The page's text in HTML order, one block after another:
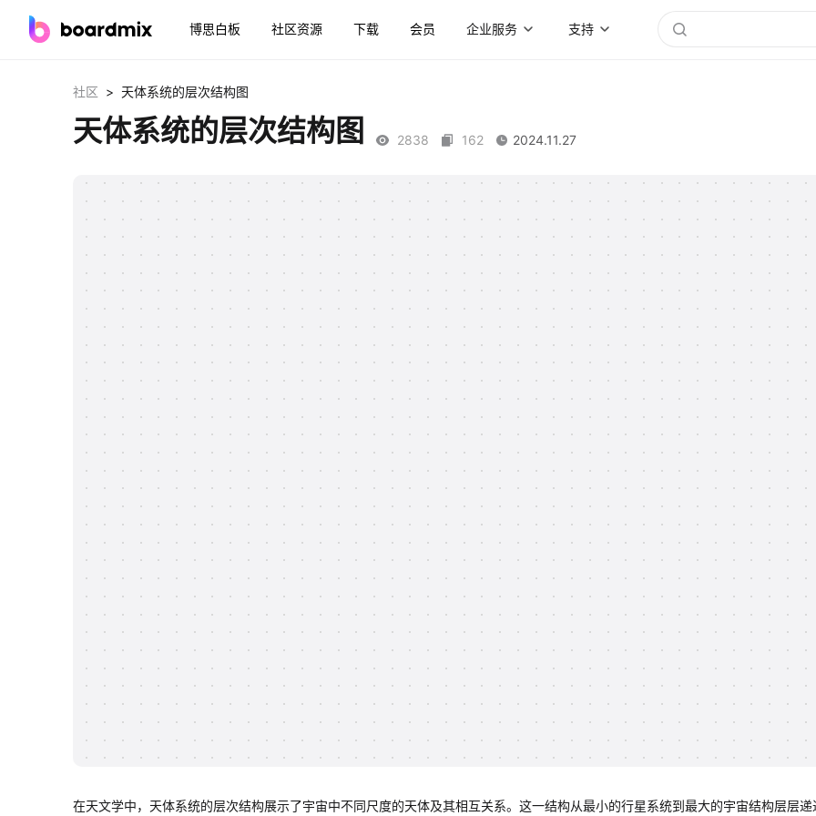
博思白板 社区资源 下载 会员 企业服务 支持
社区 > 天体系统的层次结构图
天体系统的层次结构图 2838 162 2024.11.27
在天文学中，天体系统的层次结构展示了宇宙中不同尺度的天体及其相互关系。这一结构从最小的行星系统到最大的宇宙结构层层递